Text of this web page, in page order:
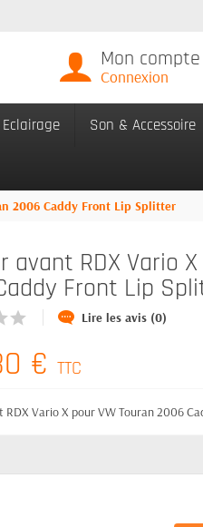
Mon compte
Connexion
Son & Accessoire
2006 Caddy Front Lip Splitter
avant RDX Vario
Front Lip
Lire les avis (0)
€ TTC
RDX Vario X pour VW Touran 2006